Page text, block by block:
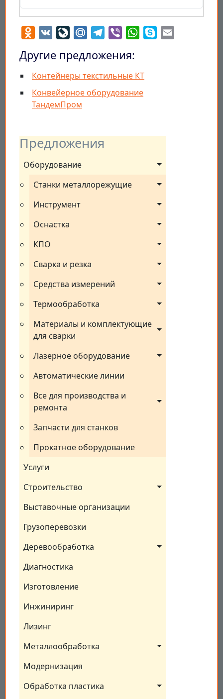
Предложения
Оборудование
Станки металлорежущие
Инструмент
Оснастка
КПО
Сварка и резка
Средства измерений
Термообработка
Материалы и комплектующие
для сварки
Лазерное оборудование
Автоматические линии
Все для производства и
ремонта
Запчасти для станков
Прокатное оборудование
Услуги
Строительство
Выставочные организации
Грузоперевозки
Деревообработка
Диагностика
Изготовление
Инжиниринг
Лизинг
Металлообработка
Модернизация
Обработка пластика
Odnoklassniki
VK LiveJournal
Mail.RuTelegram
Viber WhatsApp
Skype
Другие предложения:
Контейнеры текстильные КТ
Конвейерное оборудование
ТандемПром